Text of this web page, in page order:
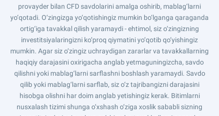
provayder bilan CFD savdolarini amalga oshirib, mablag‘larni
yo‘qotadi. O‘zingizga yo‘qotishingiz mumkin bo‘lganga qaraganda
ortig‘iga tavakkal qilish yaramaydi - ehtimol, siz o‘zingizning
investitsiyalaringizni ko‘proq qiymatini yo‘qotib qo‘yishingiz
mumkin. Agar siz o‘zingiz uchraydigan zararlar va tavakkallarning
haqiqiy darajasini oxirigacha anglab yetmaguningizcha, savdo
qilishni yoki mablag‘larni sarflashni boshlash yaramaydi. Savdo
qilib yoki mablag‘larni sarflab, siz o‘z tajribangizni darajasini
hisobga olishni har doim anglab yetishingiz kerak. Bitimlarni
nusxalash tizimi shunga o‘xshash o‘ziga xoslik sababli sizning